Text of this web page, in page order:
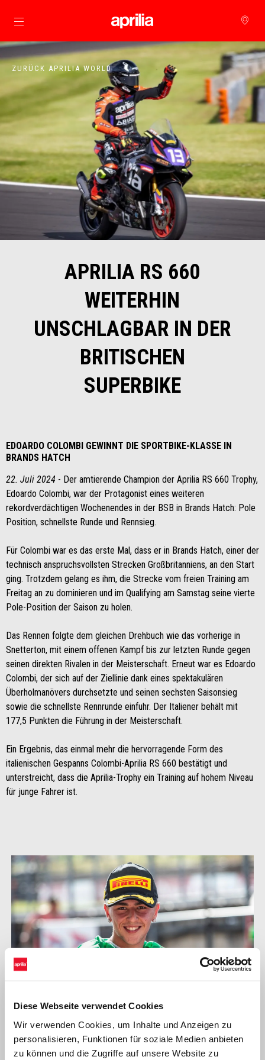
Diese Webseite verwendet Cookies
Wir verwenden Cookies, um Inhalte und Anzeigen zu
personalisieren, Funktionen für soziale Medien anbieten
zu können und die Zugriffe auf unsere Website zu
zurück zum Hauptinhalt
ZURÜCK APRILIA WORLD
APRILIA RS 660
WEITERHIN
UNSCHLAGBAR IN DER
BRITISCHEN
SUPERBIKE
EDOARDO COLOMBI GEWINNT DIE SPORTBIKE-KLASSE IN
BRANDS HATCH
22. Juli 2024 - Der amtierende Champion der Aprilia RS 660 Trophy,
Edoardo Colombi, war der Protagonist eines weiteren
rekordverdächtigen Wochenendes in der BSB in Brands Hatch: Pole
Position, schnellste Runde und Rennsieg.
Für Colombi war es das erste Mal, dass er in Brands Hatch, einer der
technisch anspruchsvollsten Strecken Großbritanniens, an den Start
ging. Trotzdem gelang es ihm, die Strecke vom freien Training am
Freitag an zu dominieren und im Qualifying am Samstag seine vierte
Pole-Position der Saison zu holen.
Das Rennen folgte dem gleichen Drehbuch wie das vorherige in
Snetterton, mit einem offenen Kampf bis zur letzten Runde gegen
seinen direkten Rivalen in der Meisterschaft. Erneut war es Edoardo
Colombi, der sich auf der Ziellinie dank eines spektakulären
Überholmanövers durchsetzte und seinen sechsten Saisonsieg
sowie die schnellste Rennrunde einfuhr. Der Italiener behält mit
177,5 Punkten die Führung in der Meisterschaft.
Ein Ergebnis, das einmal mehr die hervorragende Form des
italienischen Gespanns Colombi-Aprilia RS 660 bestätigt und
unterstreicht, dass die Aprilia-Trophy ein Training auf hohem Niveau
für junge Fahrer ist.